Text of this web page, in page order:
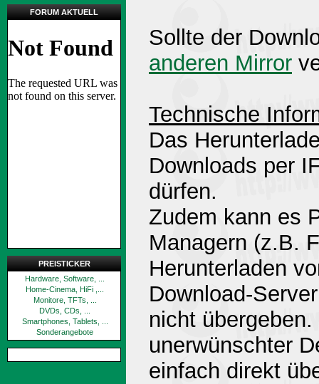
FORUM AKTUELL
PREISTICKER
Hardware, Software, ...
Home-Cinema, HiFi ,...
Monitore, TFTs, ...
DVDs, CDs, ...
Smartphones, Tablets, ...
Sonderangebote
Sollte der
anderen Mirror
Technische
Das
Downloads per
dürfen.
Zudem kann es
Managern (z.B.
Herunterladen
Download-
nicht
unerwünschter
einfach direkt